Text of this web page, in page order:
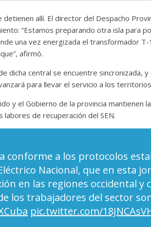
allí. El director del Despacho
“Estamos preparando otra isla para
una vez energizada el transformador
afirmó.
dicha central se encuentre sincronizada,
para llevar el servicio a los
y el Gobierno de la provincia mantienen
labores de recuperación del SEN.
conforme a los protocolos
Nacional, que en esta
en las regiones occidental y
los trabajadores del sector
pic.twitter.com/